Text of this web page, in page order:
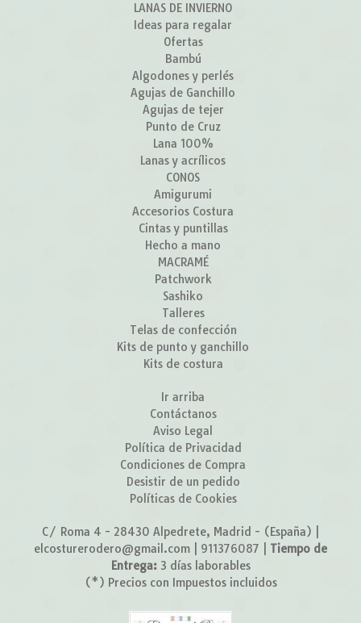
LANAS DE INVIERNO
Ideas para regalar
Ofertas
Bambú
Algodones y perlés
Agujas de Ganchillo
Agujas de tejer
Punto de Cruz
Lana 100%
Lanas y acrílicos
CONOS
Amigurumi
Accesorios Costura
Cintas y puntillas
Hecho a mano
MACRAMÉ
Patchwork
Sashiko
Talleres
Telas de confección
Kits de punto y ganchillo
Kits de costura
Ir arriba
Contáctanos
Aviso Legal
Política de Privacidad
Condiciones de Compra
Desistir de un pedido
Políticas de Cookies
C/ Roma 4 - 28430 Alpedrete, Madrid - (España) |
elcosturerodero@gmail.com | 911376087
Tiempo de
Entrega: 3 días laborables
(*) Precios con Impuestos incluidos